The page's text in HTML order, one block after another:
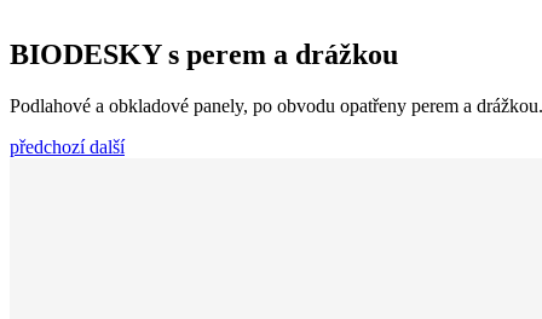
BIODESKY s perem a drážkou
Podlahové a obkladové panely, po obvodu opatřeny perem a drážkou.
předchozí další